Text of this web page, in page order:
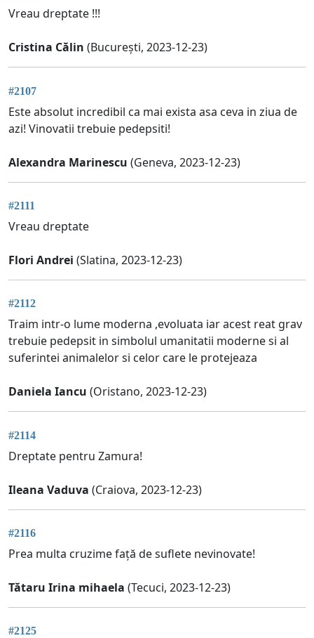
Vreau dreptate !!!
Cristina Călin (București, 2023-12-23)
#2107
Este absolut incredibil ca mai exista asa ceva in ziua de
azi! Vinovatii trebuie pedepsiti!
Alexandra Marinescu (Geneva, 2023-12-23)
#2111
Vreau dreptate
Flori Andrei (Slatina, 2023-12-23)
#2112
Traim intr-o lume moderna ,evoluata iar acest reat grav
trebuie pedepsit in simbolul umanitatii moderne si al
suferintei animalelor si celor care le protejeaza
Daniela Iancu (Oristano, 2023-12-23)
#2114
Dreptate pentru Zamura!
Ileana Vaduva (Craiova, 2023-12-23)
#2116
Prea multa cruzime față de suflete nevinovate!
Tătaru Irina mihaela (Tecuci, 2023-12-23)
#2125